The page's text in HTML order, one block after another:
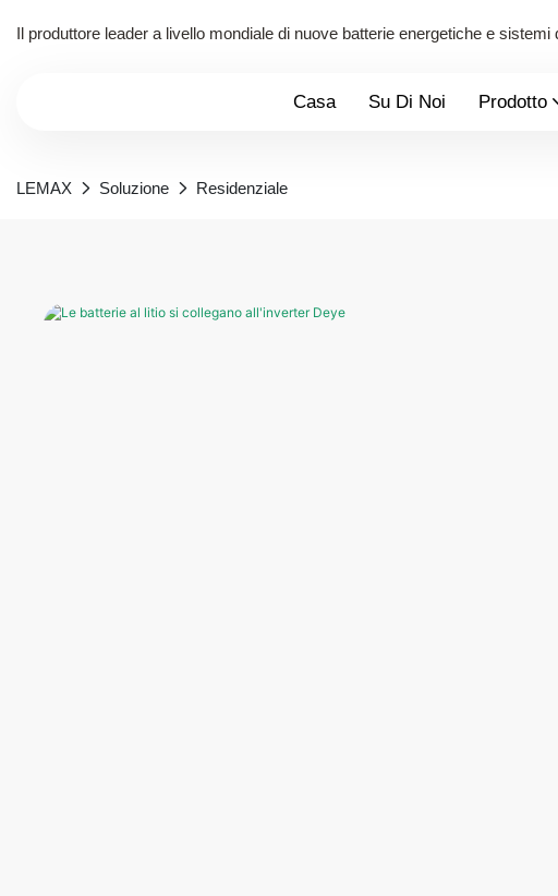
Il produttore leader a livello mondiale di nuove batterie energetiche e sistemi
Casa Su Di Noi Prodotto
LEMAX Soluzione Residenziale